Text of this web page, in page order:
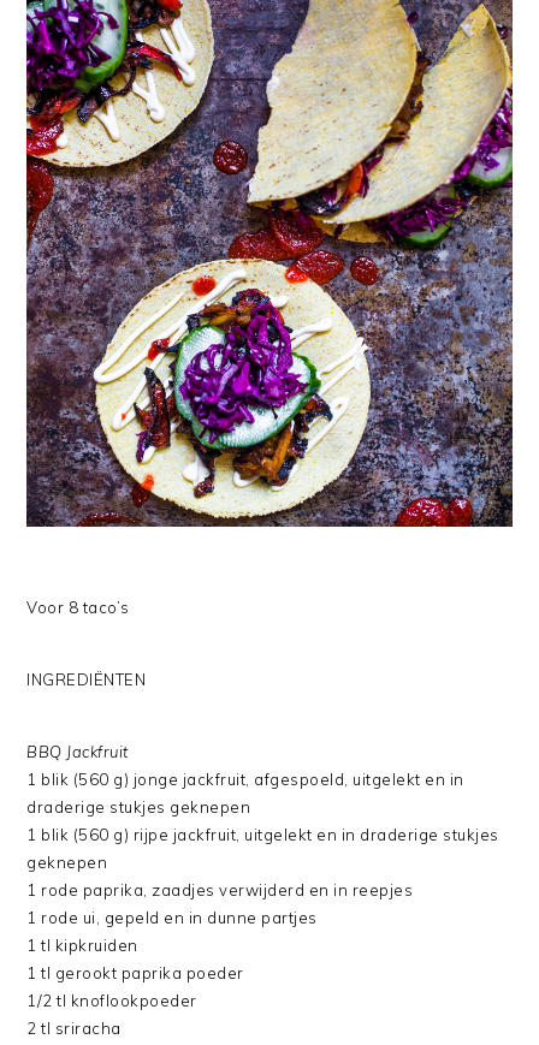
Voor 8 taco’s
INGREDIËNTEN
BBQ Jackfruit
1 blik (560 g) jonge jackfruit, afgespoeld, uitgelekt en in
draderige stukjes geknepen
1 blik (560 g) rijpe jackfruit, uitgelekt en in draderige stukjes
geknepen
1 rode paprika, zaadjes verwijderd en in reepjes
1 rode ui, gepeld en in dunne partjes
1 tl kipkruiden
1 tl gerookt paprika poeder
1/2 tl knoflookpoeder
2 tl sriracha